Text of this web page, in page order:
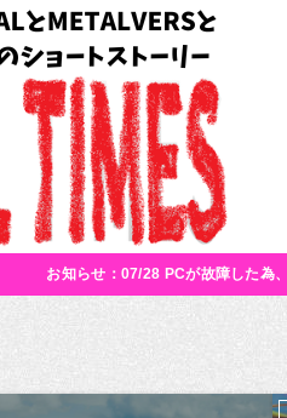
お知らせ：07/28 PCが故障した為